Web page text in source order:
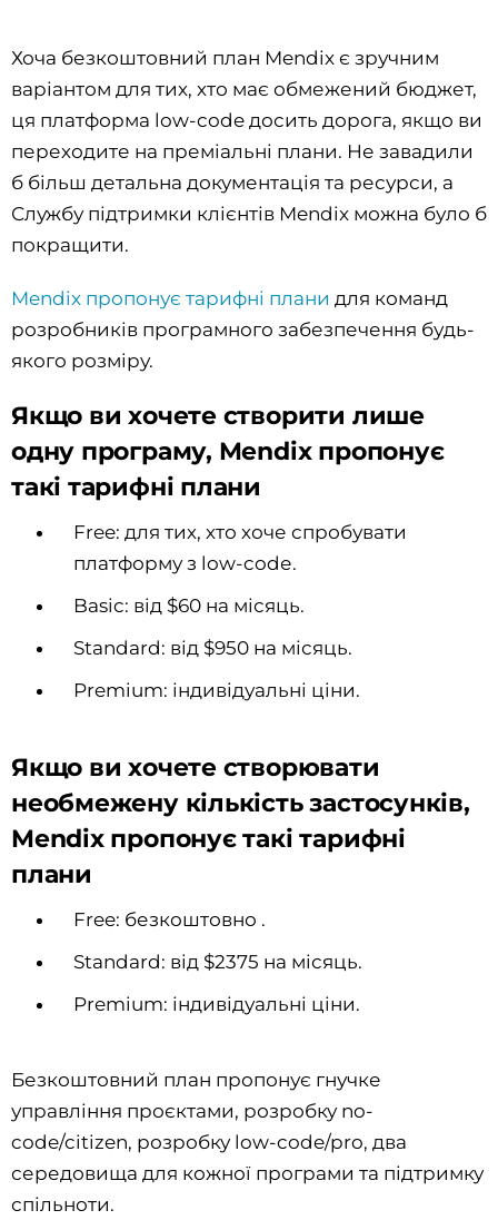
Хоча безкоштовний план Mendix є зручним
варіантом для тих, хто має обмежений бюджет,
ця платформа low-code досить дорога, якщо ви
переходите на преміальні плани. Не завадили
б більш детальна документація та ресурси, а
Службу підтримки клієнтів Mendix можна було б
покращити.
Mendix пропонує тарифні плани для команд
розробників програмного забезпечення будь-
якого розміру.
Якщо ви хочете створити лише
одну програму, Mendix пропонує
такі тарифні плани
Free: для тих, хто хоче спробувати
платформу з low-codе.
Basic: від $60 на місяць.
Standard: від $950 на місяць.
Premium: індивідуальні ціни.
Якщо ви хочете створювати
необмежену кількість застосунків,
Mendix пропонує такі тарифні
плани
Free: безкоштовно .
Standard: від $2375 на місяць.
Premium: індивідуальні ціни.
Безкоштовний план пропонує гнучке
управління проєктами, розробку no-
code/citizen, розробку low-code/pro, два
середовища для кожної програми та підтримку
спільноти.